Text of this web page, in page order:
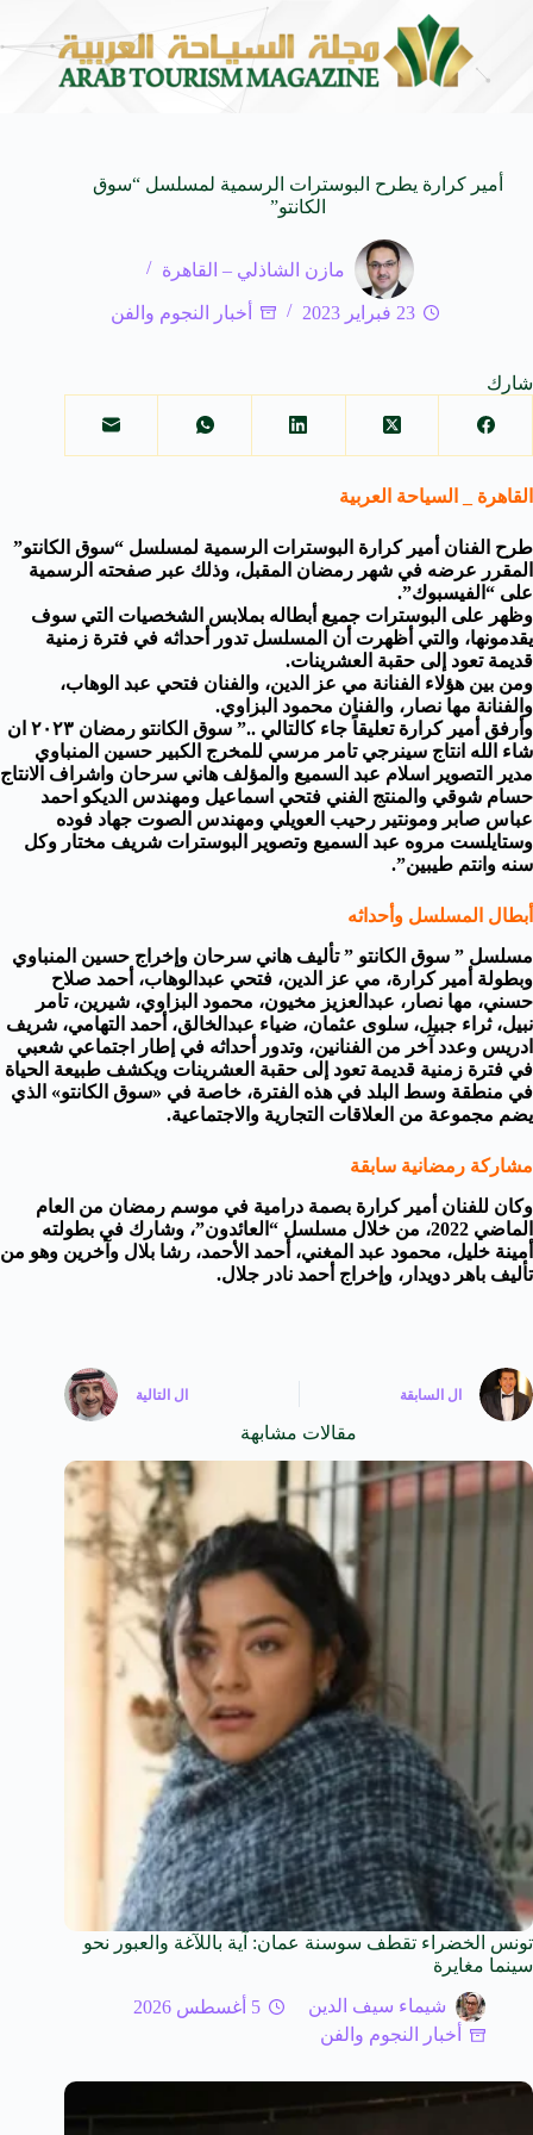
العالمية 8 أغسطس 2026 وزير الثقافة السعودي: استضافة
أمير كرارة يطرح البوسترات الرسمية لمسلسل “سوق
الكانتو”
مازن الشاذلي – القاهرة
23 فبراير 2023 أخبار النجوم والفن
شارك
القاهرة _ السياحة العربية
طرح الفنان أمير كرارة البوسترات الرسمية لمسلسل “سوق الكانتو”
المقرر عرضه في شهر رمضان المقبل، وذلك عبر صفحته الرسمية
على “الفيسبوك”.
وظهر على البوسترات جميع أبطاله بملابس الشخصيات التي سوف
يقدمونها، والتي أظهرت أن المسلسل تدور أحداثه في فترة زمنية
قديمة تعود إلى حقبة العشرينات.
ومن بين هؤلاء الفنانة مي عز الدين، والفنان فتحي عبد الوهاب،
والفنانة مها نصار، والفنان محمود البزاوي.
وأرفق أمير كرارة تعليقاً جاء كالتالي ..” سوق الكانتو رمضان ٢٠٢٣ ان
شاء الله انتاج سينرجي تامر مرسي للمخرج الكبير حسين المنباوي
مدير التصوير اسلام عبد السميع والمؤلف هاني سرحان واشراف الانتاج
حسام شوقي والمنتج الفني فتحي اسماعيل ومهندس الديكو احمد
عباس صابر ومونتير رحيب العويلي ومهندس الصوت جهاد فوده
وستايلست مروه عبد السميع وتصوير البوسترات شريف مختار وكل
سنه وانتم طيبين”.
أبطال المسلسل وأحداثه
مسلسل ” سوق الكانتو ” تأليف هاني سرحان وإخراج حسين المنباوي
وبطولة أمير كرارة، مي عز الدين، فتحي عبدالوهاب، أحمد صلاح
حسني، مها نصار، عبدالعزيز مخيون، محمود البزاوي، شيرين، تامر
نبيل، ثراء جبيل، سلوى عثمان، ضياء عبدالخالق، أحمد التهامي، شريف
ادريس وعدد آخر من الفنانين، وتدور أحداثه في إطار اجتماعي شعبي
في فترة زمنية قديمة تعود إلى حقبة العشرينات ويكشف طبيعة الحياة
في منطقة وسط البلد في هذه الفترة، خاصة في «سوق الكانتو» الذي
يضم مجموعة من العلاقات التجارية والاجتماعية.
مشاركة رمضانية سابقة
وكان للفنان أمير كرارة بصمة درامية في موسم رمضان من العام
الماضي 2022، من خلال مسلسل “العائدون”، وشارك في بطولته
أمينة خليل، محمود عبد المغني، أحمد الأحمد، رشا بلال وآخرين وهو من
تأليف باهر دويدار، وإخراج أحمد نادر جلال.
ال السابقة ال التالية
مقالات مشابهة
تونس الخضراء تقطف سوسنة عمان: آية باللآغة والعبور نحو
سينما مغايرة
شيماء سيف الدين
5 أغسطس 2026
أخبار النجوم والفن